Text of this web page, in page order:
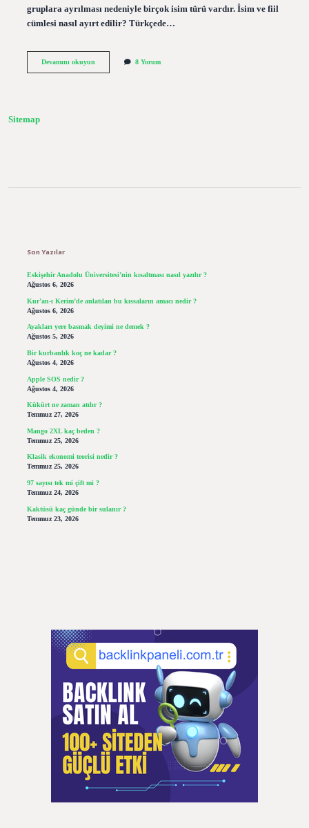
gruplara ayrılması nedeniyle birçok isim türü vardır. İsim ve fiil
cümlesi nasıl ayırt edilir? Türkçede…
Devamını okuyunIsim
8 Yorum
Sitemap
Son Yazılar
Eskişehir Anadolu Üniversitesi’nin kısaltması nasıl yazılır ?
Ağustos 6, 2026
Kur’an-ı Kerim’de anlatılan bu kıssaların amacı nedir ?
Ağustos 6, 2026
Ayakları yere basmak deyimi ne demek ?
Ağustos 5, 2026
Bir kurbanlık koç ne kadar ?
Ağustos 4, 2026
Apple SOS nedir ?
Ağustos 4, 2026
Kükürt ne zaman atılır ?
Temmuz 27, 2026
Mango 2XL kaç beden ?
Temmuz 25, 2026
Klasik ekonomi teorisi nedir ?
Temmuz 25, 2026
97 sayısı tek mi çift mi ?
Temmuz 24, 2026
Kaktüsü kaç günde bir sulanır ?
Temmuz 23, 2026